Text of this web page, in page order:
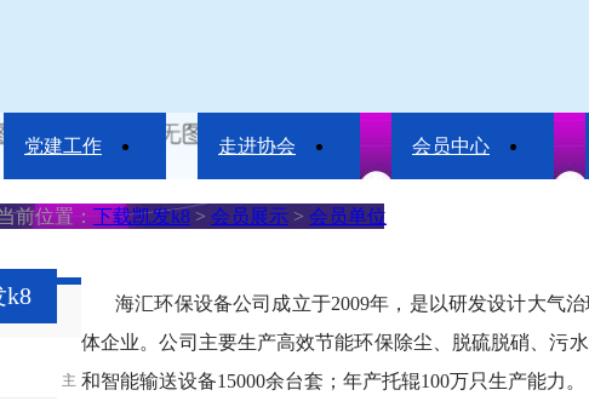
党建工作 走进协会 会员中心
前位置： 下载凯发k8 > 会员展示 > 会员单位
k8 海汇环保设备公司成立于2009年，是以研发设计大气
体企业。公司主要生产高效节能环保除尘、脱硫脱硝、污
和智能输送设备15000余台套；年产托辊100万只生产能力。
主